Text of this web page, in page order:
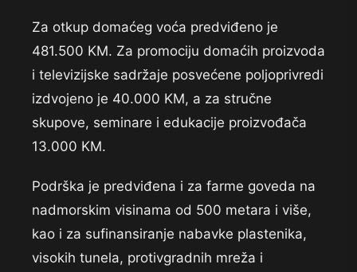
Za otkup domaćeg voća predviđeno je
481.500 KM. Za promociju domaćih proizvoda
i televizijske sadržaje posvećene poljoprivredi
izdvojeno je 40.000 KM, a za stručne
skupove, seminare i edukacije proizvođača
13.000 KM.
Podrška je predviđena i za farme goveda na
nadmorskim visinama od 500 metara i više,
kao i za sufinansiranje nabavke plastenika,
visokih tunela, protivgradnih mreža i